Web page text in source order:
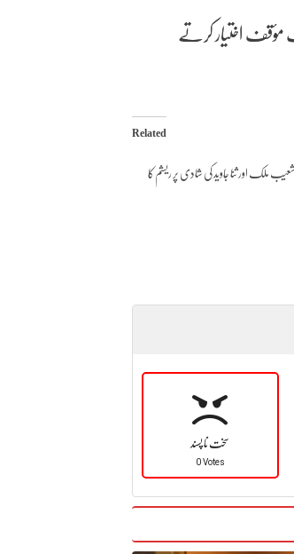
مؤقف اختیار کرتے
Related
ملک اور ثنا جاوید کی شادی پر ریشم کا
سخت نا پسند
0 Votes